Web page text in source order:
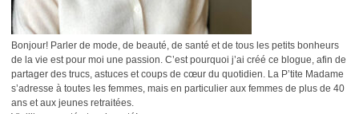
Bonjour! Parler de mode, de beauté, de santé et de tous les petits bonheurs
de la vie est pour moi une passion. C’est pourquoi j’ai créé ce blogue, afin de
partager des trucs, astuces et coups de cœur du quotidien. La P’tite Madame
s’adresse à toutes les femmes, mais en particulier aux femmes de plus de 40
ans et aux jeunes retraitées.